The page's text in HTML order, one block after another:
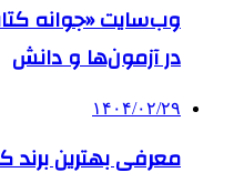
وب‌سایت «جوانه
در آزمون‌ها و دانش
۱۴۰۴/۰۲/۲۹
معرفی بهترین برند